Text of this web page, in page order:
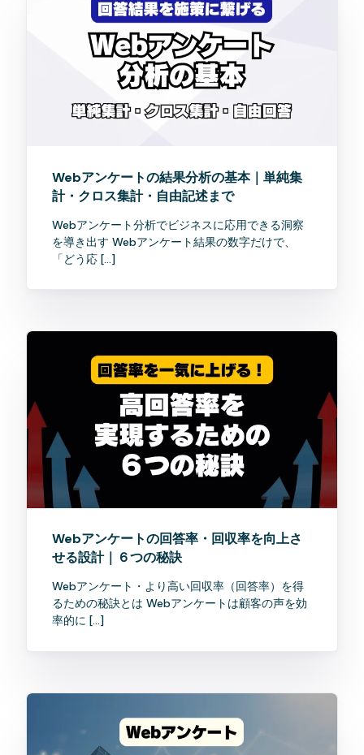
Webアンケートの結果分析の基本｜単純集
計・クロス集計・自由記述まで
Webアンケート分析でビジネスに応用できる洞察
を導き出す Webアンケート結果の数字だけで、
「どう応 […]
Webアンケートの回答率・回収率を向上さ
せる設計｜６つの秘訣
Webアンケート・より高い回収率（回答率）を得
るための秘訣とは Webアンケートは顧客の声を効
率的に […]